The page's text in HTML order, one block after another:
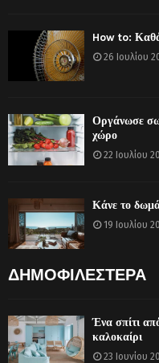
How to:
26 Ιουλίου
Οργάνωσε
χώρο
22 Ιουλίου
Κάνε το
19 Ιουλίου
ΔΗΜΟΦΙΛΕΣΤΕΡΑ
Ένα σπίτι
καλοκαίρι
23 Ιουνίου